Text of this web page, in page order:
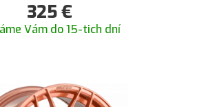
325€
Vám do 15-tich dní